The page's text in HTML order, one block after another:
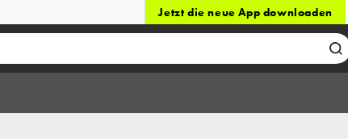
Jetzt die neue App downloaden